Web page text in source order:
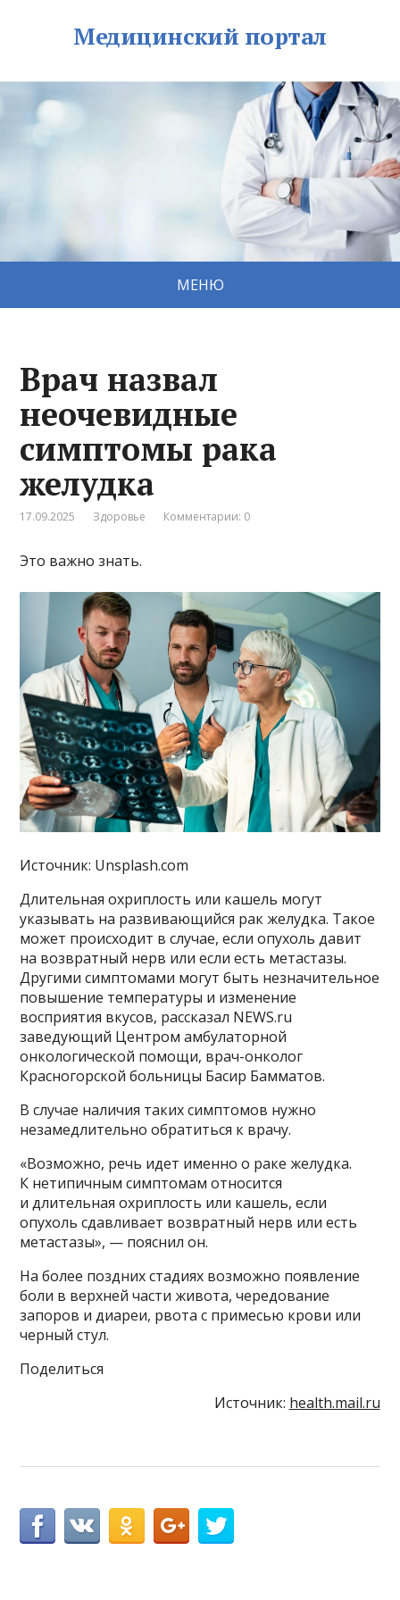
Медицинский портал
МЕНЮ
Врач назвал
неочевидные
симптомы рака
желудка
17.09.2025 Здоровье Комментарии: 0
Это важно знать.
Источник: Unsplash.com
Длительная охриплость или кашель могут
указывать на развивающийся рак желудка. Такое
может происходит в случае, если опухоль давит
на возвратный нерв или если есть метастазы.
Другими симптомами могут быть незначительное
повышение температуры и изменение
восприятия вкусов, рассказал NEWS.ru
заведующий Центром амбулаторной
онкологической помощи, врач-онколог
Красногорской больницы Басир Бамматов.
В случае наличия таких симптомов нужно
незамедлительно обратиться к врачу.
«Возможно, речь идет именно о раке желудка.
К нетипичным симптомам относится
и длительная охриплость или кашель, если
опухоль сдавливает возвратный нерв или есть
метастазы», — пояснил он.
На более поздних стадиях возможно появление
боли в верхней части живота, чередование
запоров и диареи, рвота с примесью крови или
черный стул.
Поделиться
Источник: health.mail.ru